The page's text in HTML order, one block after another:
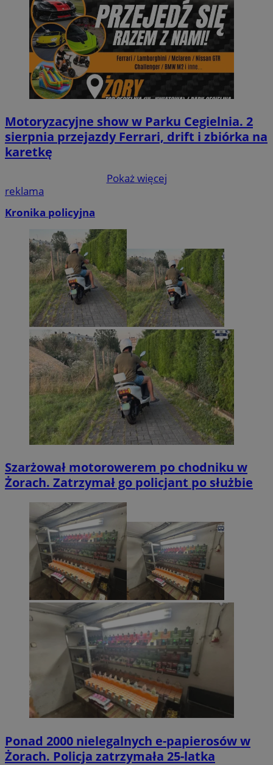
Motoryzacyjne show w Parku Cegielnia. 2
sierpnia przejazdy Ferrari, drift i zbiórka na
karetkę
Pokaż więcej
reklama
Kronika policyjna
Szarżował motorowerem po chodniku w
Żorach. Zatrzymał go policjant po służbie
Ponad 2000 nielegalnych e-papierosów w
Żorach. Policja zatrzymała 25-latka